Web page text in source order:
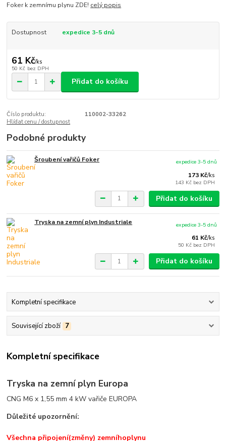
Foker k zemnímu plynu ZDE! celý popis
Dostupnost expedice 3-5 dnů
61 Kč/ks
50 Kč bez DPH
Přidat do košíku
Číslo produktu:
110002-33262
Hlídat cenu / dostupnost
Podobné produkty
Šroubení vařičů Foker
173 Kč/ks
143 Kč bez DPH
expedice 3-5 dnů
Přidat do košíku
Tryska na zemní plyn Industriale
61 Kč/ks
50 Kč bez DPH
expedice 3-5 dnů
Přidat do košíku
Kompletní specifikace
Související zboží 7
Kompletní specifikace
Tryska na zemní plyn Europa
CNG M6 x 1,55 mm 4 kW vařiče EUROPA
Důležité upozornění:
Všechna připojení(změny) zemníhoplynu